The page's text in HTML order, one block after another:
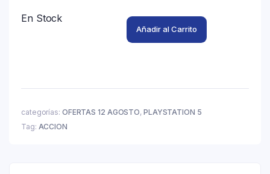
En Stock
Añadir al Carrito
categorías: OFERTAS 12 AGOSTO, PLAYSTATION 5
Tag: ACCION